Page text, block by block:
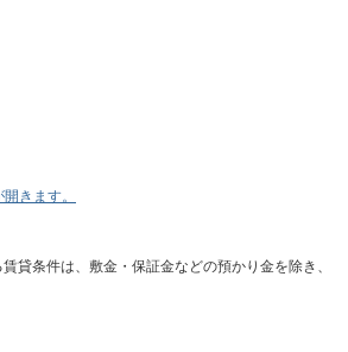
きます。
貸条件は、敷金・保証金などの預かり金を除き、